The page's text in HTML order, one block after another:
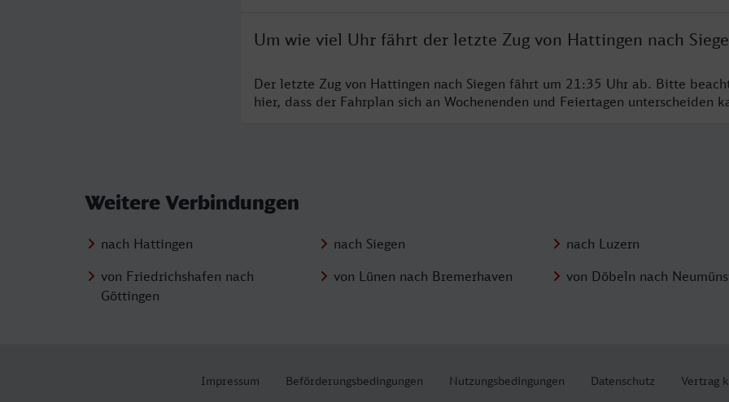
Um wie viel Uhr fährt der letzte Zug von Hattingen nach
Der letzte Zug von Hattingen nach Siegen fährt um 21:35 Uhr ab. Bitte
hier, dass der Fahrplan sich an Wochenenden und Feiertagen unterscheiden
Weitere Verbindungen
nach Hattingen nach Siegen nach Luzern
von Friedrichshafen nach
Göttingen
von Lünen nach Bremerhaven von Döbeln nach
Impressum Beförderungsbedingungen Nutzungsbedingungen Datenschutz Vertrag